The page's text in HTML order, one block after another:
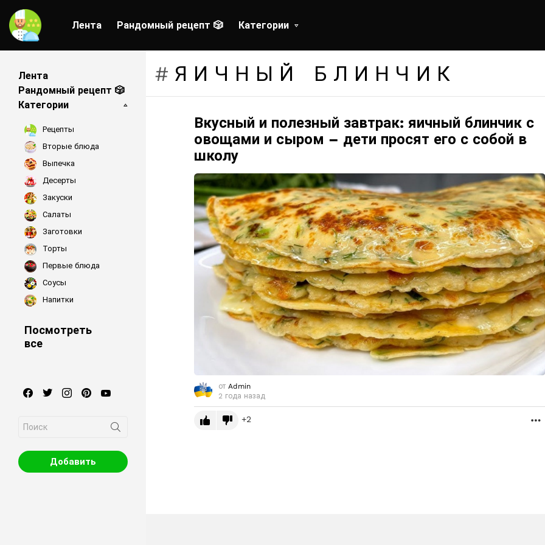
Лента Рандомный рецепт 🎲 Категории
ЯИЧНЫЙ БЛИНЧИК
LATEST
STORIES
Вкусный и полезный завтрак: яичный блинчик с
овощами и сыром – дети просят его с собой в
школу
от Admin
2 года назад
2
Лента
Рандомный рецепт 🎲
Категории
Рецепты
Вторые блюда
Выпечка
Десерты
Закуски
Салаты
Заготовки
Торты
Первые блюда
Соусы
Напитки
Посмотреть
все
facebooktwitterinstagrampinterest
for:
Добавить